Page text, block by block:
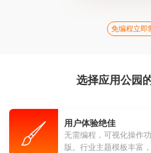
免编程立即
选择应用公园
用户体验绝佳
无需编程，可视化操作
版。行业主题模板丰富